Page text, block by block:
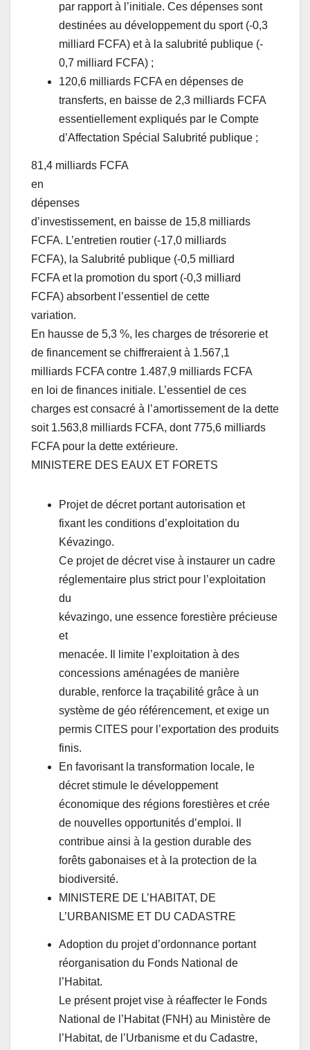
par rapport à l’initiale. Ces dépenses sont
destinées au développement du sport (-0,3
milliard FCFA) et à la salubrité publique (-
0,7 milliard FCFA) ;
120,6 milliards FCFA en dépenses de
transferts, en baisse de 2,3 milliards FCFA
essentiellement expliqués par le Compte
d’Affectation Spécial Salubrité publique ;
81,4 milliards FCFA
en
dépenses
d’investissement, en baisse de 15,8 milliards
FCFA. L’entretien routier (-17,0 milliards
FCFA), la Salubrité publique (-0,5 milliard
FCFA et la promotion du sport (-0,3 milliard
FCFA) absorbent l’essentiel de cette
variation.
En hausse de 5,3 %, les charges de trésorerie et
de financement se chiffreraient à 1.567,1
milliards FCFA contre 1.487,9 milliards FCFA
en loi de finances initiale. L’essentiel de ces
charges est consacré à l’amortissement de la dette
soit 1.563,8 milliards FCFA, dont 775,6 milliards
FCFA pour la dette extérieure.
MINISTERE DES EAUX ET FORETS
Projet de décret portant autorisation et
fixant les conditions d’exploitation du
Kévazingo.
Ce projet de décret vise à instaurer un cadre
réglementaire plus strict pour l’exploitation
du
kévazingo, une essence forestière précieuse
et
menacée. Il limite l’exploitation à des
concessions aménagées de manière
durable, renforce la traçabilité grâce à un
système de géo référencement, et exige un
permis CITES pour l’exportation des produits
finis.
En favorisant la transformation locale, le
décret stimule le développement
économique des régions forestières et crée
de nouvelles opportunités d’emploi. Il
contribue ainsi à la gestion durable des
forêts gabonaises et à la protection de la
biodiversité.
MINISTERE DE L’HABITAT, DE
L’URBANISME ET DU CADASTRE
Adoption du projet d’ordonnance portant
réorganisation du Fonds National de
l’Habitat.
Le présent projet vise à réaffecter le Fonds
National de l’Habitat (FNH) au Ministère de
l’Habitat, de l’Urbanisme et du Cadastre,